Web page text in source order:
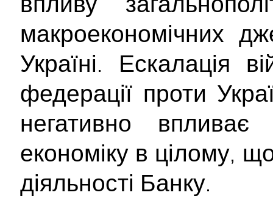
макроекономічних
Україні. Ескалація
федерації проти
негативно
економіку в цілому,
діяльності Банку.